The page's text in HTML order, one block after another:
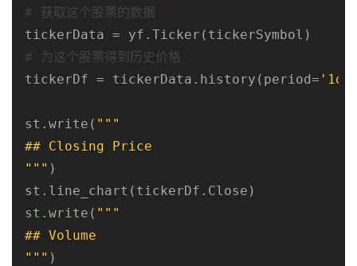
# 获取这个股票的数据
# 为这个股票得到历史价格
tickerDf = tickerData.history(period= '1d'
st.write( """
## Closing Price
""" )
st.line_chart(tickerDf.Close)
st.write( """
## Volume
""" )